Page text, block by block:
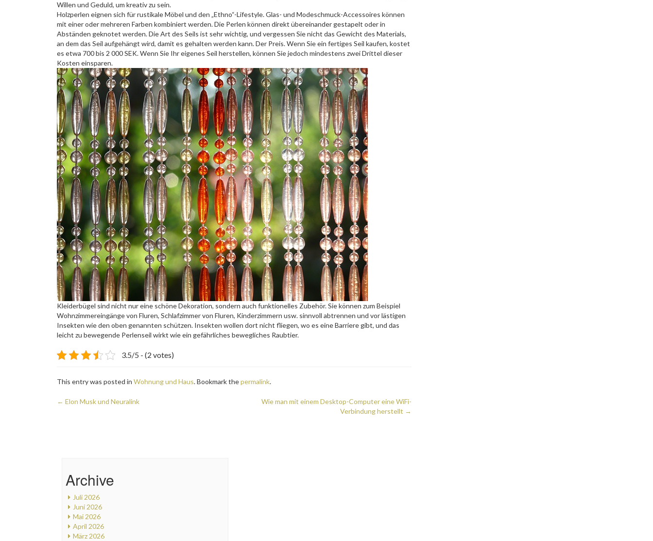
Willen und Geduld, um kreativ zu sein.
Holzperlen eignen sich für rustikale Möbel und den „Ethno“-Lifestyle. Glas- und Modeschmuck-Accessoires können
mit einer oder mehreren Farben kombiniert werden. Die Perlen können direkt übereinander gestapelt oder in
Abständen geknotet werden. Die Art des Seils ist sehr wichtig, und vergessen Sie nicht das Gewicht des Materials,
an dem das Seil aufgehängt wird, damit es gehalten werden kann. Der Preis. Wenn Sie ein fertiges Seil kaufen, kostet
es etwa 700 bis 2 000 SEK. Wenn Sie Ihr eigenes Seil herstellen, können Sie jedoch mindestens zwei Drittel dieser
Kosten einsparen.
Kleiderbügel sind nicht nur eine schöne Dekoration, sondern auch funktionelles Zubehör. Sie können zum Beispiel
Wohnzimmereingänge von Fluren, Schlafzimmer von Fluren, Kinderzimmern usw. sinnvoll abtrennen und vor lästigen
Insekten wie den oben genannten schützen. Insekten wollen dort nicht fliegen, wo es eine Barriere gibt, und das
leicht zu bewegende Perlenseil wirkt wie ein gefährliches bewegliches Raubtier.
3.5/5 - (2 votes)
This entry was posted in Wohnung und Haus. Bookmark thepermalink.
Post
← Elon Musk und Neuralink
Wie man mit einem Desktop-Computer eine WiFi-
Verbindung herstellt →
Archive
Juli 2026
Juni 2026
Mai 2026
April 2026
März 2026